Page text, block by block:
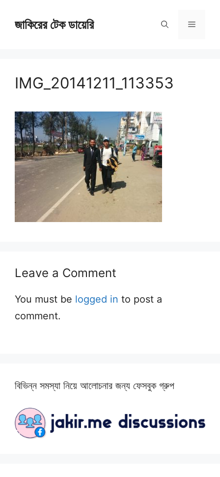
জাকিরের টেক ডায়েরি Menu
IMG_20141211_113353
Leave a Comment
You must be logged in to post a
comment.
বিভিন্ন সমস্যা নিয়ে আলোচনার জন্য ফেসবুক গ্রুপ